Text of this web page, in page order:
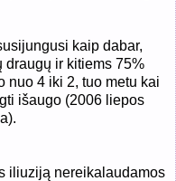
kaip dabar,
draugų ir kitiems 75%
nuo 4 iki 2, tuo metu kai
išaugo (2006 liepos
iliuziją nereikalaudamos